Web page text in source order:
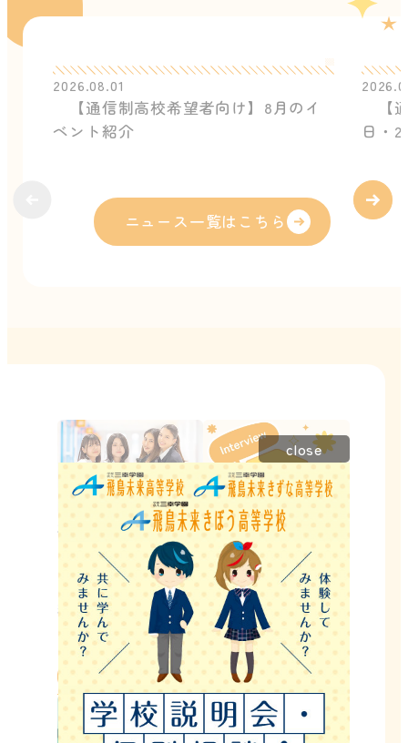
2026.08.01
【通信制高校希望者向け】8月のイ
ベント紹介
【
日・
ニュース一覧はこちら
在校生インタ
ビュー
「やったらできた！」を
繰り返して成功体験を重
ねる在校生のインタ
ビューを紹介します。
詳細はこちら
卒業生インタ
ビュー
進路が決まった卒業生
に、飛鳥未来高校グルー
プでよかった理由を答え
てもらいました！
詳細はこちら
close